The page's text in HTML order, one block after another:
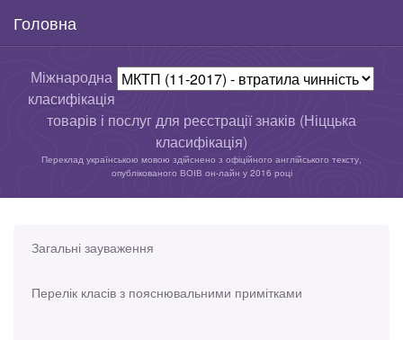
Головна
Міжнародна
класифікація
товарів і послуг для реєстрації знаків (Ніццька
класифікація)
Переклад українською мовою здійснено з офіційного англійського тексту,
опублікованого ВОІВ он-лайн у 2016 році
Загальні зауваження
Перелік класів з пояснювальними примітками